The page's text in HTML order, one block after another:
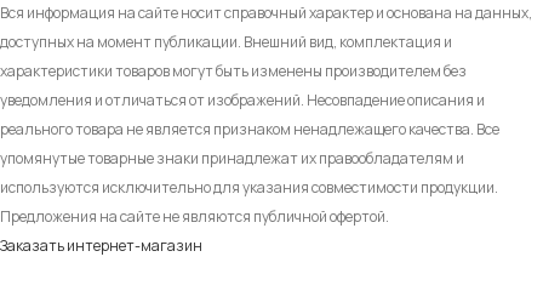
Вся информация на сайте носит справочный характер и основана на данных,
доступных на момент публикации. Внешний вид, комплектация и
характеристики товаров могут быть изменены производителем без
уведомления и отличаться от изображений. Несовпадение описания и
реального товара не является признаком ненадлежащего качества. Все
упомянутые товарные знаки принадлежат их правообладателям и
используются исключительно для указания совместимости продукции.
Предложения на сайте не являются публичной офертой.
Заказать интернет-магазин